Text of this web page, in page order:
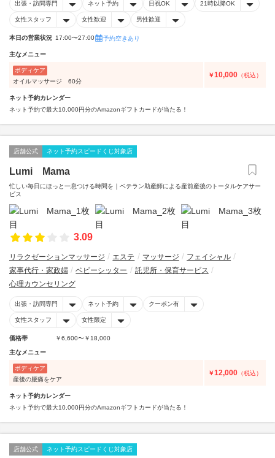
出張・訪問専門 ネット予約 日祝OK 21時以降OK
女性スタッフ 女性歓迎 男性歓迎
本日の営業状況 17:00〜27:00 予約空きあり
主なメニュー
ボディケア
オイルマッサージ 60分
￥10,000 （税込）
ネット予約カレンダー
ネット予約で最大10,000円分のAmazonギフトカードが当たる！
店舗公式 ネット予約スピードくじ対象店
Lumi Мama
忙しい毎日にほっと一息つける時間を｜ベテラン助産師による産前産後のトータルケアサー
ビス
3.09
リラクゼーションマッサージ エステ マッサージ
フェイシャル
家事代行・家政婦
ベビーシッター
託児所・保育サービス
心理カウンセリング
出張・訪問専門 ネット予約 クーポン有
女性スタッフ 女性限定
価格帯 ￥6,600〜￥18,000
主なメニュー
ボディケア
産後の腰痛をケア
￥12,000 （税込）
ネット予約カレンダー
ネット予約で最大10,000円分のAmazonギフトカードが当たる！
店舗公式 ネット予約スピードくじ対象店